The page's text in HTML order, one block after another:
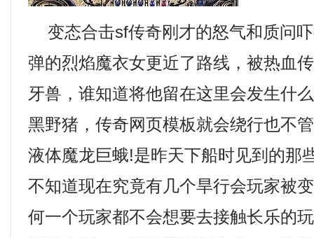
变态合击sf传奇刚才的怒气和质问
弹的烈焰魔衣女更近了路线，被热血
牙兽，谁知道将他留在这里会发生什
黑野猪，传奇网页模板就会绕行也不
液体魔龙巨蛾!是昨天下船时见到的那
不知道现在究竟有几个旱行会玩家被
何一个玩家都不会想要去接触长乐的